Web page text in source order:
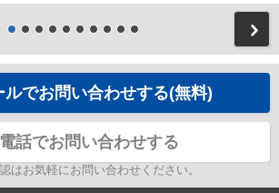
ルでお問い合わせする(無料)
電話でお問い合わせする
はお気軽にお問い合わせください。